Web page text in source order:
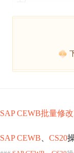
SAP CEWB批量修
SAP CEWB CS20